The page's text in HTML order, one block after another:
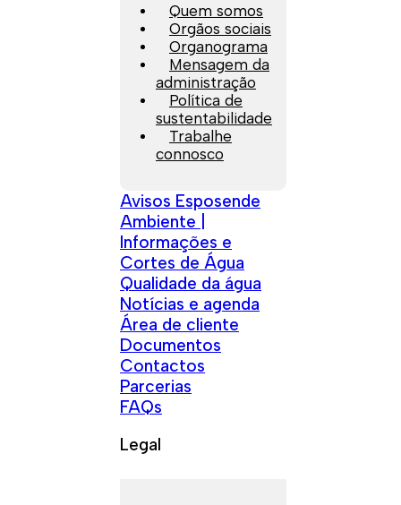
Quem somos
Orgãos sociais
Organograma
Mensagem da
administração
Política de
sustentabilidade
Trabalhe
connosco
Avisos Esposende
Ambiente |
Informações e
Cortes de Água
Qualidade da água
Notícias e agenda
Área de cliente
Documentos
Contactos
Parcerias
FAQs
Legal